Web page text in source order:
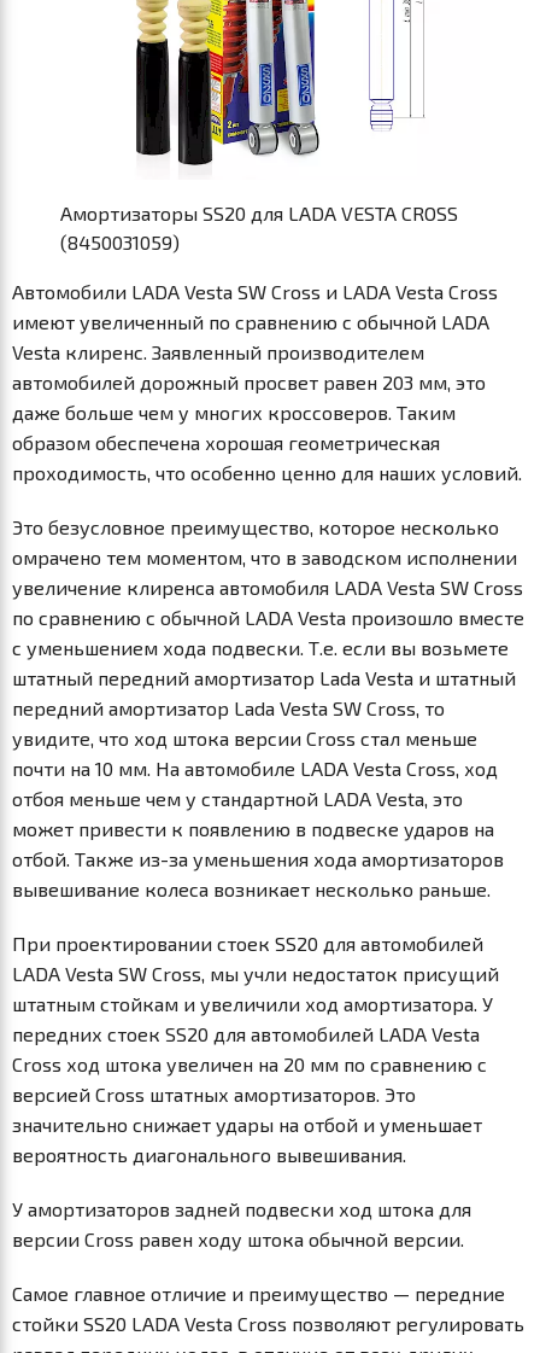
Амортизаторы SS20 для LADA VESTA CROSS
(8450031059)
Автомобили LADA Vesta SW Cross и LADA Vesta Cross
имеют увеличенный по сравнению с обычной LADA
Vesta клиренс. Заявленный производителем
автомобилей дорожный просвет равен 203 мм, это
даже больше чем у многих кроссоверов. Таким
образом обеспечена хорошая геометрическая
проходимость, что особенно ценно для наших условий.
Это безусловное преимущество, которое несколько
омрачено тем моментом, что в заводском исполнении
увеличение клиренса автомобиля LADA Vesta SW Cross
по сравнению с обычной LADA Vesta произошло вместе
с уменьшением хода подвески. Т.е. если вы возьмете
штатный передний амортизатор Lada Vesta и штатный
передний амортизатор Lada Vesta SW Cross, то
увидите, что ход штока версии Cross стал меньше
почти на 10 мм. На автомобиле LADA Vesta Cross, ход
отбоя меньше чем у стандартной LADA Vesta, это
может привести к появлению в подвеске ударов на
отбой. Также из-за уменьшения хода амортизаторов
вывешивание колеса возникает несколько раньше.
При проектировании стоек SS20 для автомобилей
LADA Vesta SW Cross, мы учли недостаток присущий
штатным стойкам и увеличили ход амортизатора. У
передних стоек SS20 для автомобилей LADA Vesta
Cross ход штока увеличен на 20 мм по сравнению с
версией Cross штатных амортизаторов. Это
значительно снижает удары на отбой и уменьшает
вероятность диагонального вывешивания.
У амортизаторов задней подвески ход штока для
версии Cross равен ходу штока обычной версии.
Самое главное отличие и преимущество — передние
стойки SS20 LADA Vesta Cross позволяют регулировать